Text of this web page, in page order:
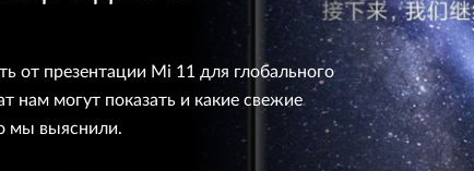
от презентации Mi 11 для глобального
нам могут показать и какие свежие
мы выяснили.